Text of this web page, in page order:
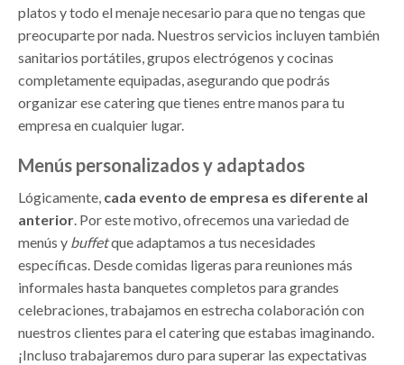
platos y todo el menaje necesario para que no tengas que
preocuparte por nada. Nuestros servicios incluyen también
sanitarios portátiles, grupos electrógenos y cocinas
completamente equipadas, asegurando que podrás
organizar ese catering que tienes entre manos para tu
empresa en cualquier lugar.
Menús personalizados y adaptados
Lógicamente, cada evento de empresa es diferente al
anterior. Por este motivo, ofrecemos una variedad de
menús y buffetque adaptamos a tus necesidades
específicas. Desde comidas ligeras para reuniones más
informales hasta banquetes completos para grandes
celebraciones, trabajamos en estrecha colaboración con
nuestros clientes para el catering que estabas imaginando.
¡Incluso trabajaremos duro para superar las expectativas